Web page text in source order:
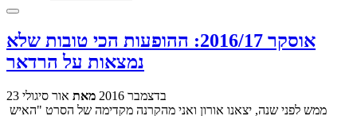
אוסקר 2016/17: ההופעות הכי טובות שלא
נמצאות על הרדאר
23 בדצמבר 2016 מאת אור סיגולי